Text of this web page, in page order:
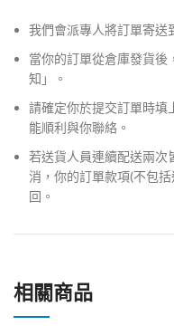
我們會派專人將訂單寄送
當你的訂單從倉庫發貨後
知」。
請確定你於提交訂單時填
能順利與你聯絡。
若送貨人員連續配送兩次
消，你的訂單款項(不包
回。
相關商品